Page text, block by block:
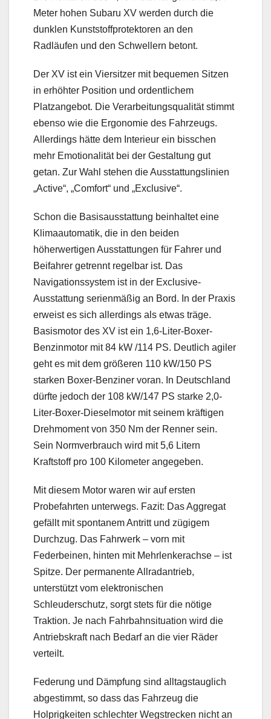
Meter hohen Subaru XV werden durch die
dunklen Kunststoffprotektoren an den
Radläufen und den Schwellern betont.
Der XV ist ein Viersitzer mit bequemen Sitzen
in erhöhter Position und ordentlichem
Platzangebot. Die Verarbeitungsqualität stimmt
ebenso wie die Ergonomie des Fahrzeugs.
Allerdings hätte dem Interieur ein bisschen
mehr Emotionalität bei der Gestaltung gut
getan. Zur Wahl stehen die Ausstattungslinien
„Active“, „Comfort“ und „Exclusive“.
Schon die Basisausstattung beinhaltet eine
Klimaautomatik, die in den beiden
höherwertigen Ausstattungen für Fahrer und
Beifahrer getrennt regelbar ist. Das
Navigationssystem ist in der Exclusive-
Ausstattung serienmäßig an Bord. In der Praxis
erweist es sich allerdings als etwas träge.
Basismotor des XV ist ein 1,6-Liter-Boxer-
Benzinmotor mit 84 kW /114 PS. Deutlich agiler
geht es mit dem größeren 110 kW/150 PS
starken Boxer-Benziner voran. In Deutschland
dürfte jedoch der 108 kW/147 PS starke 2,0-
Liter-Boxer-Dieselmotor mit seinem kräftigen
Drehmoment von 350 Nm der Renner sein.
Sein Normverbrauch wird mit 5,6 Litern
Kraftstoff pro 100 Kilometer angegeben.
Mit diesem Motor waren wir auf ersten
Probefahrten unterwegs. Fazit: Das Aggregat
gefällt mit spontanem Antritt und zügigem
Durchzug. Das Fahrwerk – vorn mit
Federbeinen, hinten mit Mehrlenkerachse – ist
Spitze. Der permanente Allradantrieb,
unterstützt vom elektronischen
Schleuderschutz, sorgt stets für die nötige
Traktion. Je nach Fahrbahnsituation wird die
Antriebskraft nach Bedarf an die vier Räder
verteilt.
Federung und Dämpfung sind alltagstauglich
abgestimmt, so dass das Fahrzeug die
Holprigkeiten schlechter Wegstrecken nicht an